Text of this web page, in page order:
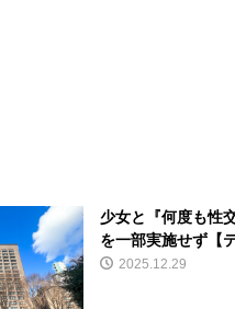
少女と『何度も性
を一部実施せず【
2025.12.29